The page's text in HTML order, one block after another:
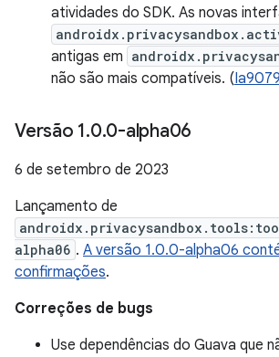
atividades do SDK. As novas
antigas em
não são mais compatíveis. (Ia9079
Versão 1.0.0-alpha06
6 de setembro de 2023
Lançamento de
alpha06 . A versão 1.0.0-alpha06
confirmações.
Correções de bugs
Use dependências do Guava que